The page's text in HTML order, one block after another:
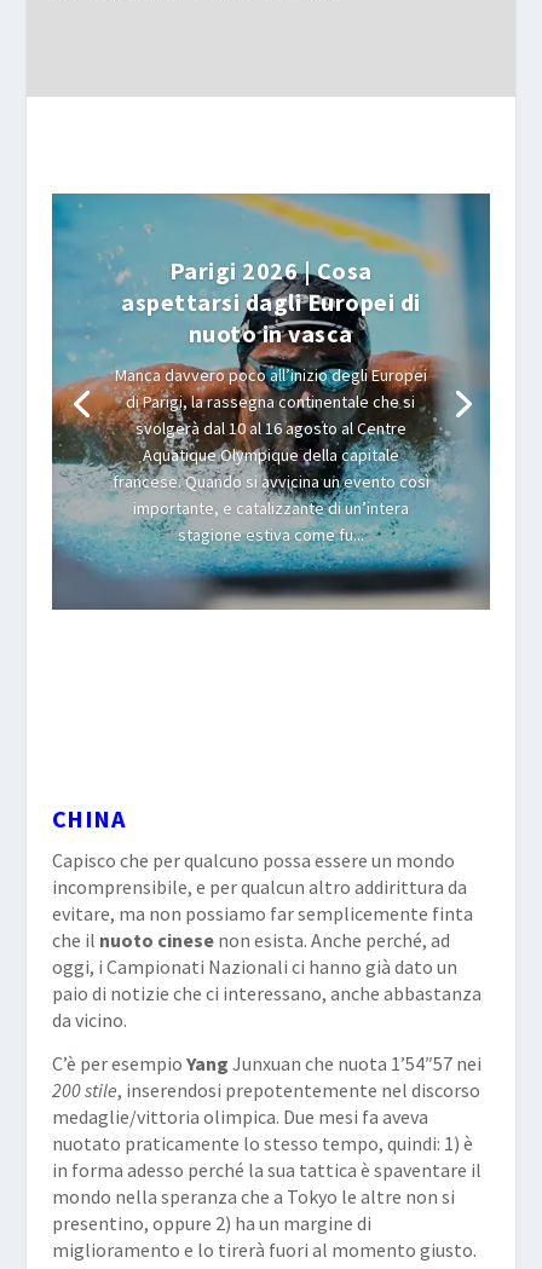
Parigi 2026 | Cosa
aspettarsi dagli Europei di
nuoto in vasca
Manca davvero poco all’inizio degli Europei
di Parigi, la rassegna continentale che si
svolgerà dal 10 al 16 agosto al Centre
Aquatique Olympique della capitale
francese. Quando si avvicina un evento così
importante, e catalizzante di un’intera
stagione estiva come fu...
CHINA
Capisco che per qualcuno possa essere un mondo
incomprensibile, e per qualcun altro addirittura da
evitare, ma non possiamo far semplicemente finta
che il nuoto cinesenon esista. Anche perché, ad
oggi, i Campionati Nazionali ci hanno già dato un
paio di notizie che ci interessano, anche abbastanza
da vicino.
C’è per esempio Yang Junxuan che nuota 1’54″57 nei
200 stile, inserendosi prepotentemente nel discorso
medaglie/vittoria olimpica. Due mesi fa aveva
nuotato praticamente lo stesso tempo, quindi: 1) è
in forma adesso perché la sua tattica è spaventare il
mondo nella speranza che a Tokyo le altre non si
presentino, oppure 2) ha un margine di
miglioramento e lo tirerà fuori al momento giusto.